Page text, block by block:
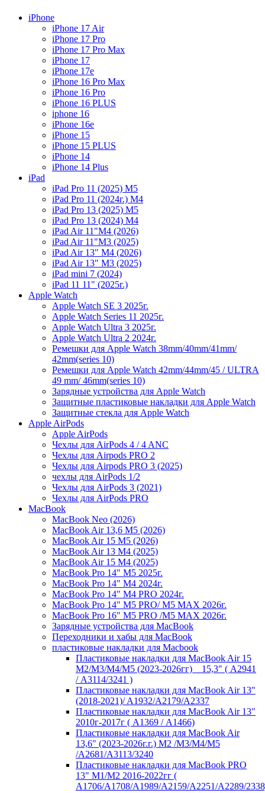
iPhone
iPhone 17 Air
iPhone 17 Pro
iPhone 17 Pro Max
iPhone 17
iPhone 17e
iPhone 16 Pro Max
iPhone 16 Pro
iPhone 16 PLUS
iphone 16
iPhone 16e
iPhone 15
iPhone 15 PLUS
iPhone 14
iPhone 14 Plus
iPad
iPad Pro 11 (2025) M5
iPad Pro 11 (2024г.) M4
iPad Pro 13 (2025) M5
iPad Pro 13 (2024) M4
iPad Air 11"M4 (2026)
iPad Air 11"M3 (2025)
iPad Air 13" M4 (2026)
iPad Air 13" M3 (2025)
iPad mini 7 (2024)
iPad 11 11" (2025г.)
Apple Watch
Apple Watch SE 3 2025г.
Apple Watch Series 11 2025г.
Apple Watch Ultra 3 2025г.
Apple Watch Ultra 2 2024г.
Ремешки для Apple Watch 38mm/40mm/41mm/
42mm(series 10)
Ремешки для Apple Watch 42mm/44mm/45 / ULTRA
49 mm/ 46mm(series 10)
Зарядные устройства для Apple Watch
Защитные пластиковые накладки для Apple Watch
Защитные стекла для Apple Watch
Apple AirPods
Apple AirPods
Чехлы для AirPods 4 / 4 ANC
Чехлы для Airpods PRO 2
Чехлы для Airpods PRO 3 (2025)
чехлы для AirPods 1/2
Чехлы для AirPods 3 (2021)
Чехлы для AirPods PRO
MacBook
MacBook Neo (2026)
MacBook Air 13,6 M5 (2026)
MacBook Air 15 M5 (2026)
MacBook Air 13 M4 (2025)
MacBook Air 15 M4 (2025)
MacBook Pro 14" M5 2025г.
MacBook Pro 14" M4 2024г.
MacBook Pro 14" M4 PRO 2024г.
MacBook Pro 14" M5 PRO/ M5 MAX 2026г.
MacBook Pro 16" M5 PRO /M5 MAX 2026г.
Зарядные устройства для MacBook
Переходники и хабы для MacBook
пластиковые накладки для Macbook
Пластиковые накладки для MacBook Air 15
M2/M3/M4/M5 (2023-2026гг) _ 15,3" ( А2941
/ А3114/3241 )
Пластиковые накладки для MacBook Air 13"
(2018-2021)/ A1932/A2179/A2337
Пластиковые накладки для MacBook Air 13"
2010г-2017г ( А1369 / А1466)
Пластиковые накладки для MacBook Air
13,6" (2023-2026г.г.) M2 /M3/M4/M5
/A2681/A3113/3240
Пластиковые накладки для MacBook PRO
13" M1/M2 2016-2022гг (
А1706/A1708/A1989/A2159/A2251/A2289/